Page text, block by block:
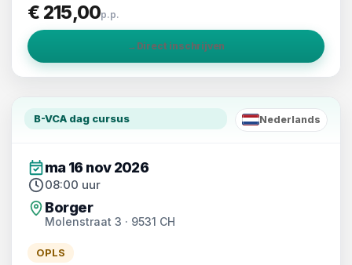
€ 215,00p.p.
→ Direct inschrijven
B-VCA dag cursus
NL
Nederlands
ma 16 nov 2026
08:00 uur
Borger
Molenstraat 3 · 9531 CH
OPLS